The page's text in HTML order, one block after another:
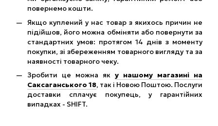
повернемо кошти.
Якщо куплений у нас товар з якихось причин не
підійшов, його можна обміняти або повернути за
стандартних умов: протягом 14 днів з моменту
покупки, зі збереженням товарного вигляду та за
наявності товарного чеку.
Зробити це можна як у нашому магазині на
Саксаганського 18, так і Новою Поштою. Послуги
доставки сплачує покупець, у гарантійних
випадках - SHIFT.